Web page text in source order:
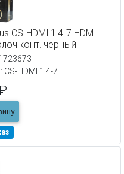
CS-HDMI.1.4-7 HDMI
черный
HDMI.1.4-7